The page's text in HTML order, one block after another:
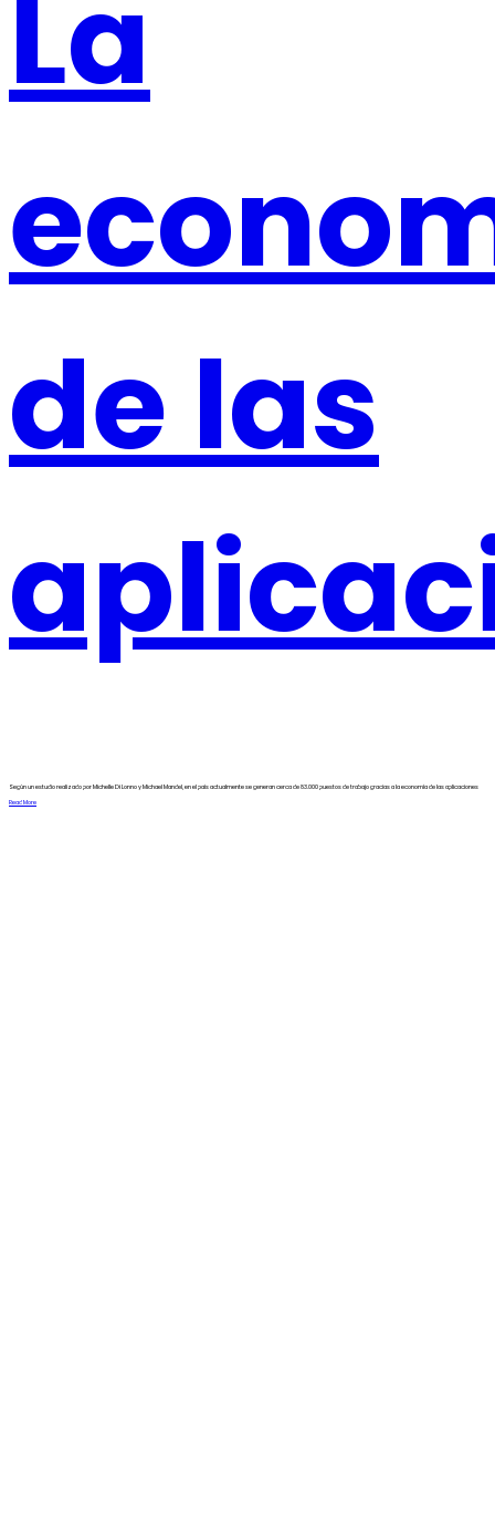
La
de las
Según un estudio realizado por Michelle Di Lonno y Michael Mandel, en el país actualmente se generan cerca de 83.000 puestos de trabajo gracias a la economía de las aplicaciones
Read More